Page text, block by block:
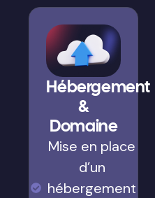
Hébergement
&
Domaine
Mise en place
d’un
hébergement